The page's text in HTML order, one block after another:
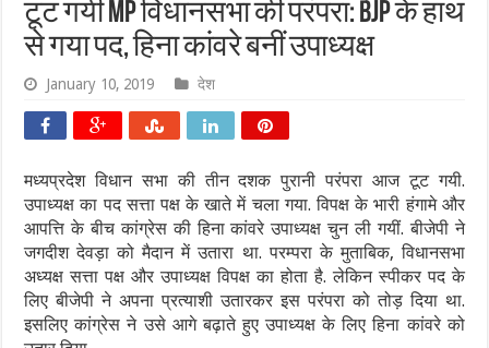
टूट गयी MP विधानसभा की परंपरा: BJP के हाथ
से गया पद, हिना कांवरे बनीं उपाध्यक्ष
January 10, 2019 देश
मध्यप्रदेश विधान सभा की तीन दशक पुरानी परंपरा आज टूट गयी.
उपाध्यक्ष का पद सत्ता पक्ष के खाते में चला गया. विपक्ष के भारी हंगामे और
आपत्ति के बीच कांग्रेस की हिना कांवरे उपाध्यक्ष चुन ली गयीं. बीजेपी ने
जगदीश देवड़ा को मैदान में उतारा था. परम्परा के मुताबिक, विधानसभा
अध्यक्ष सत्ता पक्ष और उपाध्यक्ष विपक्ष का होता है. लेकिन स्पीकर पद के
लिए बीजेपी ने अपना प्रत्याशी उतारकर इस परंपरा को तोड़ दिया था.
इसलिए कांग्रेस ने उसे आगे बढ़ाते हुए उपाध्यक्ष के लिए हिना कांवरे को